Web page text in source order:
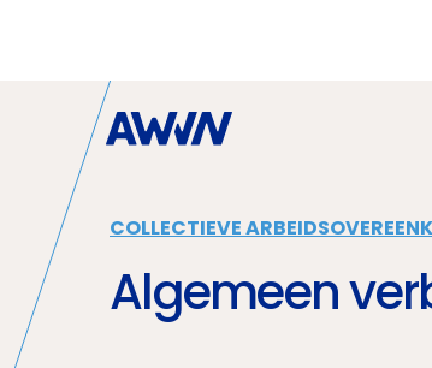
COLLECTIEVE
Algemeen